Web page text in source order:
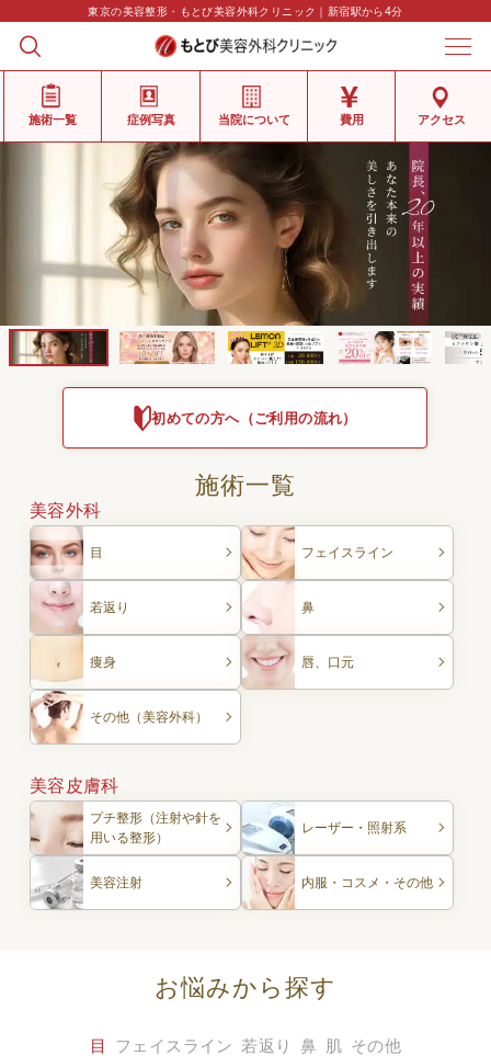
東京の美容整形・もとび美容外科クリニック｜新宿駅から4分
施術一覧 症例写真 当院について 費用 アクセス
初めての方へ（ご利用の流れ）
施術一覧
美容外科
目 フェイスライン
若返り 鼻
痩身 唇、口元
その他（美容外科）
美容皮膚科
プチ整形（注射や針を
用いる整形）
レーザー・照射系
美容注射 内服・コスメ・その他
お悩みから探す
目 フェイスライン 若返り 鼻 肌 その他